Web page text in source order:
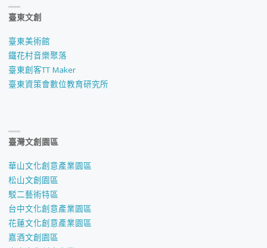
臺東文創
臺東美術館
鐵花村音樂聚落
臺東創客TT Maker
臺東資策會數位教育研究所
臺灣文創園區
華山文化創意產業園區
松山文創園區
駁二藝術特區
台中文化創意產業園區
花蓮文化創意產業園區
嘉酒文創園區